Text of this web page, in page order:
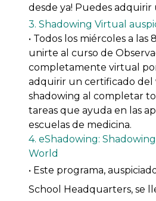
desde ya! Puedes
3. Shadowing Virtual
• Todos los miércoles a las
unirte al curso de
completamente virtual
adquirir un certificado del
shadowing al completar
tareas que ayuda en las
escuelas de medicina.
4. eShadowing:
World
• Este programa,
School Headquarters, se